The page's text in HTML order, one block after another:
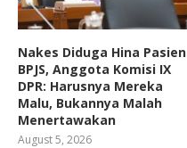
Nakes Diduga Hina Pasien
BPJS, Anggota Komisi IX
DPR: Harusnya Mereka
Malu, Bukannya Malah
Menertawakan
August 5, 2026